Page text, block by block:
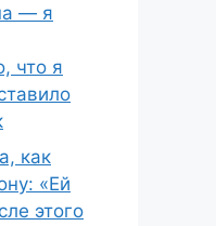
— я
что я
как
«Ей
этого